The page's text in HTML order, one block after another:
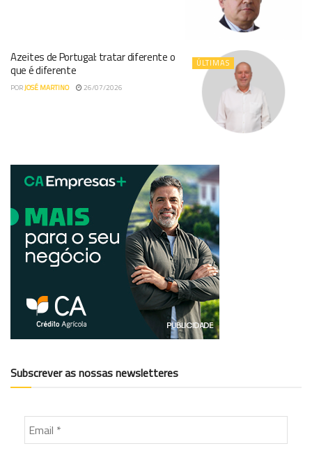
ÚLTIMAS
Azeites de Portugal: tratar diferente o
que é diferente
PORJOSÉ MARTINO 26/07/2026
Subscrever as nossas newsletteres